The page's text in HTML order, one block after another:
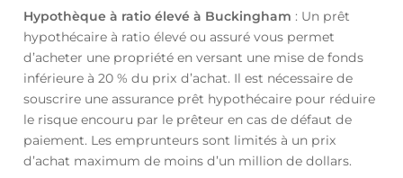
Hypothèque à ratio élevé à Buckingham : Un prêt
hypothécaire à ratio élevé ou assuré vous permet
d’acheter une propriété en versant une mise de fonds
inférieure à 20 % du prix d’achat. Il est nécessaire de
souscrire une assurance prêt hypothécaire pour réduire
le risque encouru par le prêteur en cas de défaut de
paiement. Les emprunteurs sont limités à un prix
d’achat maximum de moins d’un million de dollars.